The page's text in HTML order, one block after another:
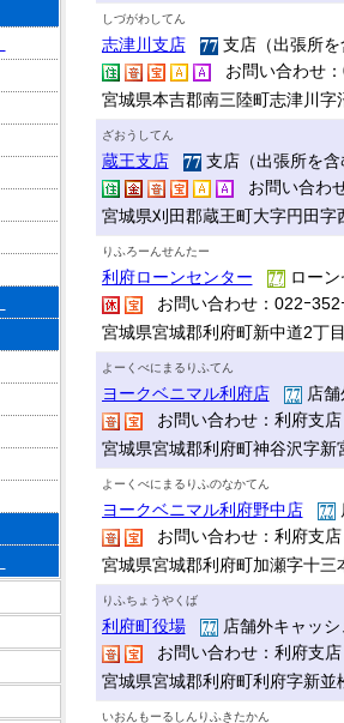
しづがわしてん
志津川支店
支店（出張所
お問い合わせ
宮城県本吉郡南三陸町志津川字
ざおうしてん
蔵王支店
支店（出張所を
お問い合わ
宮城県刈田郡蔵王町大字円田字
りふろーんせんたー
利府ローンセンター
ロー
お問い合わせ：022ｰ
宮城県宮城郡利府町新中道2丁
よーくべにまるりふてん
ヨークベニマル利府店
店
お問い合わせ：利府支店
宮城県宮城郡利府町神谷沢字
よーくべにまるりふのなかてん
ヨークベニマル利府野中店
お問い合わせ：利府支店
宮城県宮城郡利府町加瀬字十
りふちょうやくば
利府町役場
店舗外キャッ
お問い合わせ：利府支店
宮城県宮城郡利府町利府字新
いおんもーるしんりふきたかん